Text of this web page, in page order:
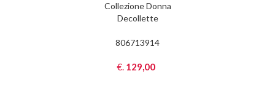
Collezione Donna
Decollette
806713914
€. 129,00